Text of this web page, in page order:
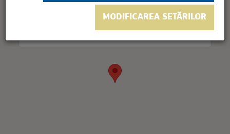
Do you own this website? OK
MODIFICAREA SETĂRILOR